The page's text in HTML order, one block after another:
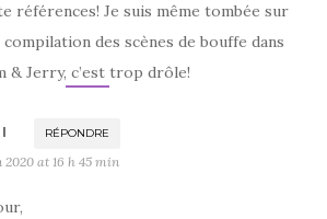
références! Je suis même tombée sur
compilation des scènes de bouffe dans
& Jerry, c’est trop drôle!
RÉPONDRE
2020 at 16 h 45 min